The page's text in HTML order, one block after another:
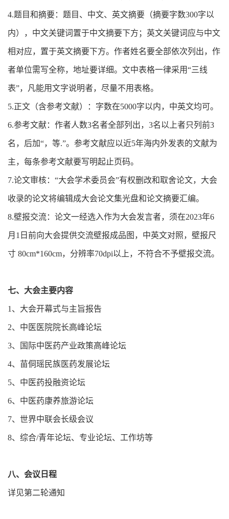
4.题目和摘要：题目、中文、英文摘要（摘要字数300字以
内），中文关键词置于中文摘要下方；英文关键词应与中文
相对应，置于英文摘要下方。作者姓名要全部依次列出，作
者单位需写全称，地址要详细。文中表格一律采用“三线
表”，凡能用文字说明者，尽量不用表格。
5.正文（含参考文献）：字数在5000字以内，中英文均可。
6.参考文献：作者人数3名者全部列出，3名以上者只列前3
名，后加“，等.”。参考文献应以近5年海内外发表的文献为
主，每条参考文献要写明起止页码。
7.论文审核：“大会学术委员会”有权删改和取舍论文，大会
收录的论文将编辑成大会论文集光盘和论文摘要汇编。
8.壁报交流：论文一经选入作为大会发言者，须在2023年6
月1日前向大会提供交流壁报成品图，中英文对照，壁报尺
寸 80cm*160cm，分辨率70dpi以上，不符合不予壁报交流。
七、大会主要内容
1、大会开幕式与主旨报告
2、中医医院院长高峰论坛
3、国际中医药产业政策高峰论坛
4、苗侗瑶民族医药发展论坛
5、中医药投融资论坛
6、中医药康养旅游论坛
7、世界中联会长级会议
8、综合/青年论坛、专业论坛、工作坊等
八、会议日程
详见第二轮通知